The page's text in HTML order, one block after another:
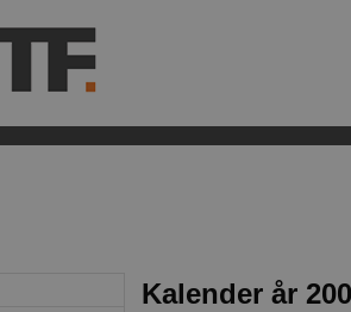
Kalender år